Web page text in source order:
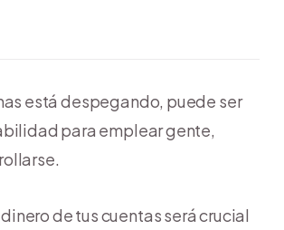
está despegando, puede ser
para emplear gente,
de tus cuentas será crucial